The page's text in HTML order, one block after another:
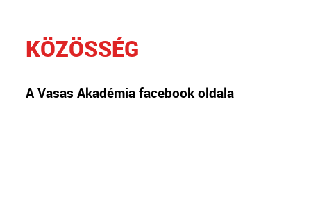
KÖZÖSSÉG
A Vasas Akadémia facebook oldala